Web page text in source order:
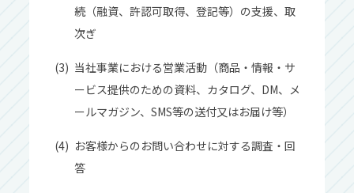
続（融資、許認可取得、登記等）の⽀援、取
次ぎ
当社事業における営業活動（商品‧情報‧サ
ービス提供のための資料、カタログ、DM、メ
ールマガジン、SMS等の送付⼜はお届け等）
お客様からのお問い合わせに対する調査‧回
答